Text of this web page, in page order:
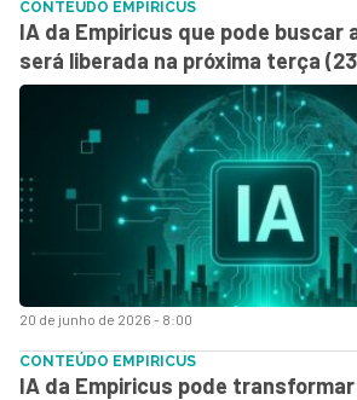
20 de junho de 2026 - 8:00
CONTEÚDO EMPIRICUS
IA da Empiricus que pode buscar
será liberada na próxima terça
CONTEÚDO EMPIRICUS
IA da Empiricus pode transformar